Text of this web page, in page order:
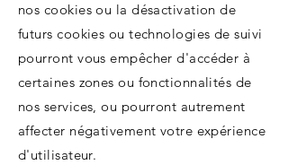
nos cookies ou la désactivation de
futurs cookies ou technologies de suivi
pourront vous empêcher d'accéder à
certaines zones ou fonctionnalités de
nos services, ou pourront autrement
affecter négativement votre expérience
d'utilisateur.